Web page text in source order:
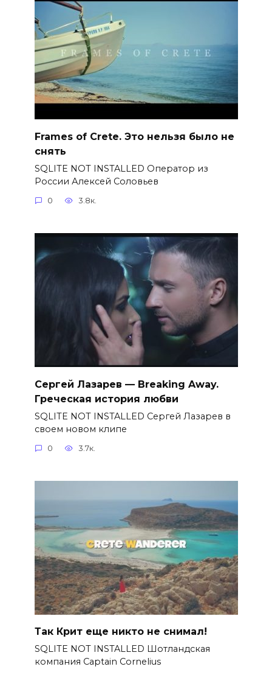
Frames of Crete. Это нельзя было не
снять
SQLITE NOT INSTALLED Оператор из
России Алексей Соловьев
0 3.8к.
Сергей Лазарев — Breaking Away.
Греческая история любви
SQLITE NOT INSTALLED Сергей Лазарев в
своем новом клипе
0 3.7к.
Так Крит еще никто не снимал!
SQLITE NOT INSTALLED Шотландская
компания Captain Cornelius